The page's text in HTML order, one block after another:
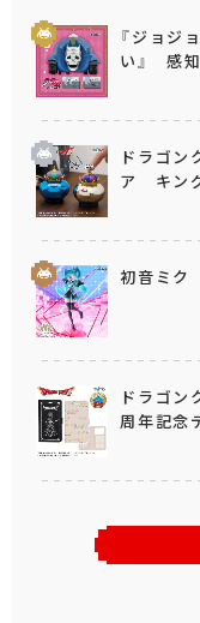
『ジョジ
い』 感
ドラゴ
ア キン
初音ミ
ドラゴ
周年記念